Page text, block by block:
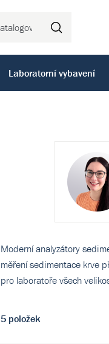
Laboratorní vybavení
Moderní analyzátory
měření sedimentace krve
pro laboratoře všech
5 položek